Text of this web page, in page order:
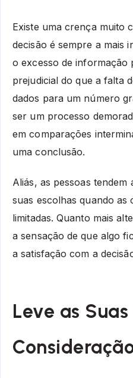
Existe uma crença muito
decisão é sempre a mais
o excesso de informação
prejudicial do que a falta
dados para um número
ser um processo
em comparações
uma conclusão.
Aliás, as pessoas tendem
suas escolhas quando as
limitadas. Quanto mais
a sensação de que algo
a satisfação com a
Leve as